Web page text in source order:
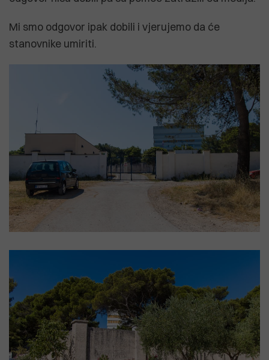
Mi smo odgovor ipak dobili i vjerujemo da će
stanovnike umiriti.